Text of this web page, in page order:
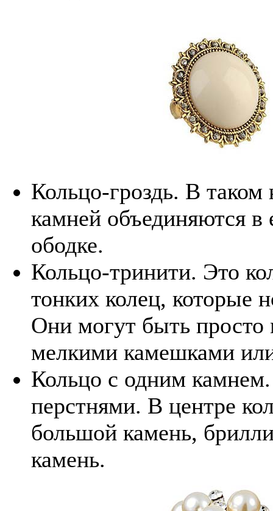
Кольцо-гроздь. В
камней объединяются
ободке.
Кольцо-тринити. Это
тонких колец, которые
Они могут быть
мелкими камешками
Кольцо с одним
перстнями. В центре
большой камень,
камень.